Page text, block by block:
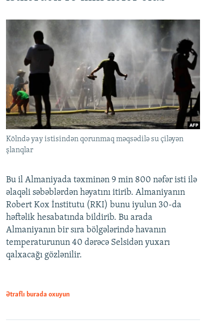
Kölndə yay istisindən qorunmaq məqsədilə su çiləyən
şlanqlar
Bu il Almaniyada təxminən 9 min 800 nəfər isti ilə
əlaqəli səbəblərdən həyatını itirib. Almaniyanın
Robert Kox İnstitutu (RKI) bunu iyulun 30-da
həftəlik hesabatında bildirib. Bu arada
Almaniyanın bir sıra bölgələrində havanın
temperaturunun 40 dərəcə Selsidən yuxarı
qalxacağı gözlənilir.
Ətraflı burada oxuyun